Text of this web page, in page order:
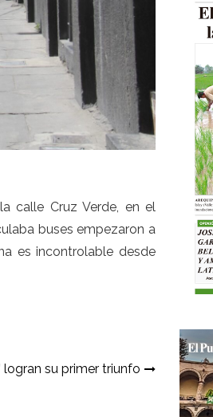
calle Cruz Verde, en el
buses empezaron a
es incontrolable desde
logran su primer triunfo